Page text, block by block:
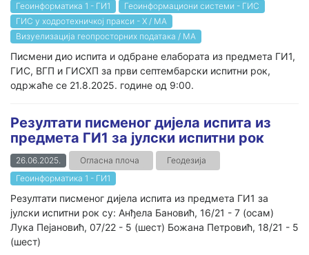
Геоинформатика 1 - ГИ1
Геоинформациони системи - ГИС
ГИС у ходротехничкој пракси - Х / МА
Визуелизација геопросторних података / МА
Писмени дио испита и одбране елабората из предмета ГИ1,
ГИС, ВГП и ГИСХП за први септембарски испитни рок,
одржаће се 21.8.2025. године од 9:00.
Резултати писменог дијела испита из
предмета ГИ1 за јулски испитни рок
26.06.2025. Огласна плоча
Геодезија
Геоинформатика 1 - ГИ1
Резултати писменог дијела испита из предмета ГИ1 за
јулски испитни рок су: Анђела Бановић, 16/21 - 7 (осам)
Лука Пејановић, 07/22 - 5 (шест) Божана Петровић, 18/21 - 5
(шест)